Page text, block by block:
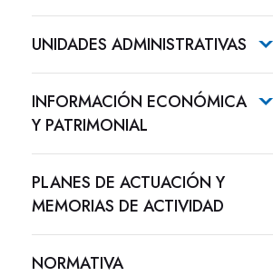
UNIDADES ADMINISTRATIVAS
INFORMACIÓN ECONÓMICA
Y PATRIMONIAL
PLANES DE ACTUACIÓN Y
MEMORIAS DE ACTIVIDAD
NORMATIVA